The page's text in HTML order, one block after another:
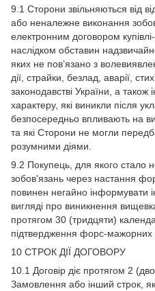
9.1 Сторони звільняються від
або неналежне виконання
електронним договором
наслідком обставин
яких не пов’язано з
дії, страйки, безлад, аварії,
законодавстві України, а також
характеру, які виникли після
безпосередньо впливають на
та які Сторони не могли
розумними діями.
9.2 Покупець, для якого стало
зобов'язань через настання
повинен негайно інформувати
вигляді про виникнення
протягом 30 (тридцяти)
підтвердження форс-мажорних
10 СТРОК ДІЇ ДОГОВОРУ
10.1 Договір діє протягом 2
Замовлення або інший строк,